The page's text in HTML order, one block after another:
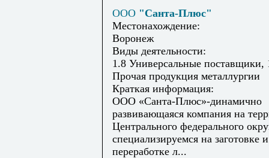
ООО "Санта-Плюс"
Местонахождение:
Воронеж
Виды деятельности:
1.8 Универсальные поставщики,
Прочая продукция металлургии
Краткая информация:
ООО «Санта-Плюс»-динамично
развивающаяся компания на
Центрального федерального
специализируемся на заготовке и
переработке л...